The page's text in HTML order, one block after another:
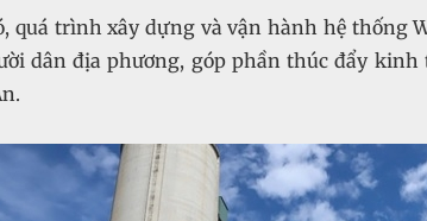
quá trình xây dựng và vận hành hệ thống
dân địa phương, góp phần thúc đẩy